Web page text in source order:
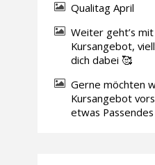
Qualitag April
Weiter geht’s
Kursangebot,
dich dabei 🥰
Gerne möchten
Kursangebot
etwas